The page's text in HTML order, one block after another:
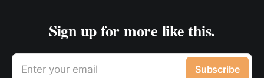
Sign up for more like this.
Enter your email Subscribe